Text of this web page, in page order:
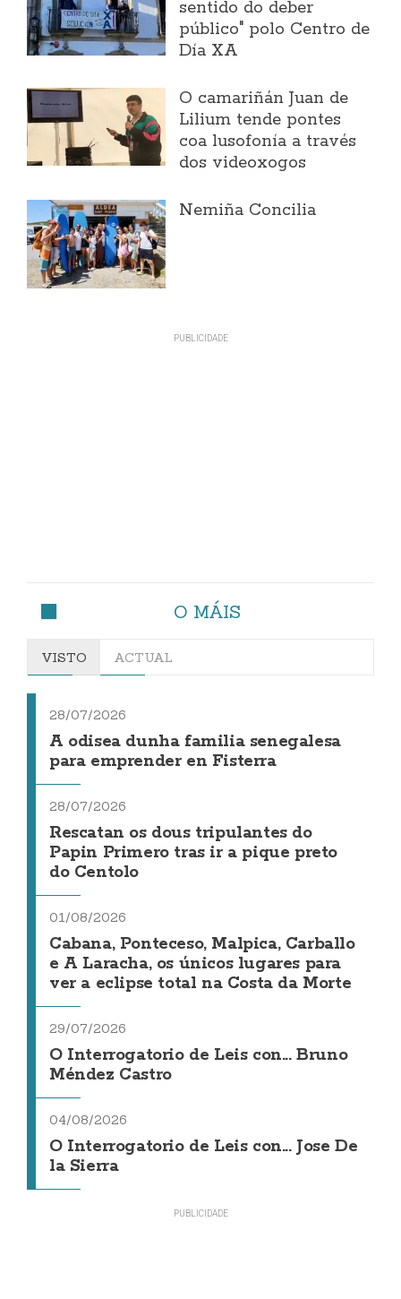
sentido do deber
público" polo Centro de
Día XA
O camariñán Juan de
Lilium tende pontes
coa lusofonía a través
dos videoxogos
Nemiña Concilia
O MÁIS
VISTO ACTUAL
28/07/2026
A odisea dunha familia senegalesa
para emprender en Fisterra
28/07/2026
Rescatan os dous tripulantes do
Papin Primero tras ir a pique preto
do Centolo
01/08/2026
Cabana, Ponteceso, Malpica, Carballo
e A Laracha, os únicos lugares para
ver a eclipse total na Costa da Morte
29/07/2026
O Interrogatorio de Leis con... Bruno
Méndez Castro
04/08/2026
O Interrogatorio de Leis con... Jose De
la Sierra